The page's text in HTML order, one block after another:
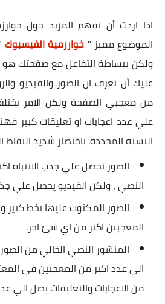
اذا اردت أن تفهم المزيد حول
الموضوع مميز " خوارزمية الفيسبوك
ولكن ببساطة التفاعل مع صفحتك هو
عليك أن تعرف ان الصور والفيديو
من معجبي الصفحة ولكن الامر
علي عدد اعجابات او تعليقات كبير
النسبة المحددة. باختصار شديد النقاط
الصور تحصل علي جذب الانتباه
النصي ، ولكن الفيديو يحصل علي
الصور المكتوب عليها بخط كبير
المعجبين اكثر من اي شئ اخر.
المنشور النصي الخالي من
الي عدد اكبر من المعجبين في
من الاعجابات والتعليقات يصل الي